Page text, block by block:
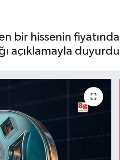
bir hissenin
açıklamayla